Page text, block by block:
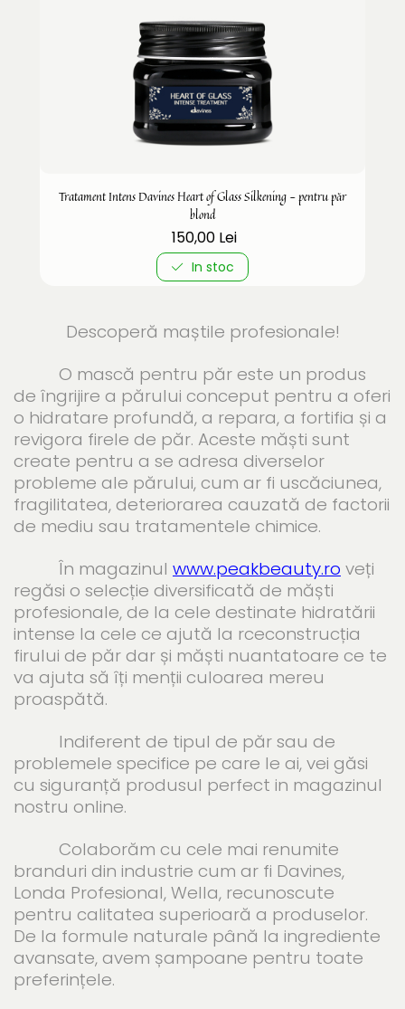
Tratament Intens Davines Heart of Glass Silkening - pentru păr
blond
150,00 Lei
In stoc
Descoperă maștile profesionale!
O mască pentru păr este un produs
de îngrijire a părului conceput pentru a oferi
o hidratare profundă, a repara, a fortifia și a
revigora firele de păr. Aceste măști sunt
create pentru a se adresa diverselor
probleme ale părului, cum ar fi uscăciunea,
fragilitatea, deteriorarea cauzată de factorii
de mediu sau tratamentele chimice.
În magazinul www.peakbeauty.ro veți
regăsi o selecție diversificată de măști
profesionale, de la cele destinate hidratării
intense la cele ce ajută la rceconstrucția
firului de păr dar și măști nuantatoare ce te
va ajuta să îți menții culoarea mereu
proaspătă.
Indiferent de tipul de păr sau de
problemele specifice pe care le ai, vei găsi
cu siguranță produsul perfect in magazinul
nostru online.
Colaborăm cu cele mai renumite
branduri din industrie cum ar fi Davines,
Londa Profesional, Wella, recunoscute
pentru calitatea superioară a produselor.
De la formule naturale până la ingrediente
avansate, avem șampoane pentru toate
preferințele.